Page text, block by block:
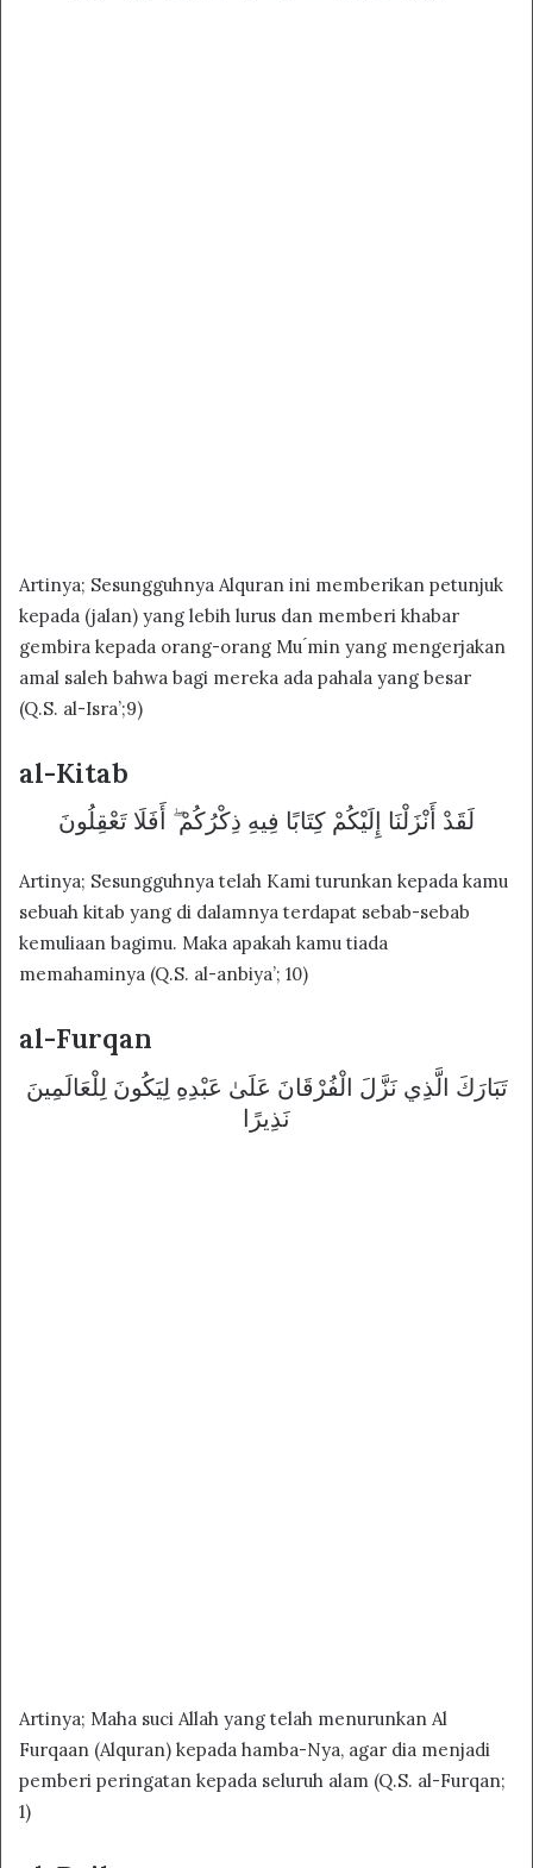
Artinya; Sesungguhnya Alquran ini memberikan petunjuk
kepada (jalan) yang lebih lurus dan memberi khabar
gembira kepada orang-orang Mu ́min yang mengerjakan
amal saleh bahwa bagi mereka ada pahala yang besar
(Q.S. al-Isra’;9)
al-Kitab
لَقَدْ أَنْزَلْنَا إِلَيْكُمْ كِتَابًا فِيهِ ذِكْرُكُمْ ۖ أَفَلَا تَعْقِلُونَ
Artinya; Sesungguhnya telah Kami turunkan kepada kamu
sebuah kitab yang di dalamnya terdapat sebab-sebab
kemuliaan bagimu. Maka apakah kamu tiada
memahaminya (Q.S. al-anbiya’; 10)
al-Furqan
تَبَارَكَ الَّذِي نَزَّلَ الْفُرْقَانَ عَلَىٰ عَبْدِهِ لِيَكُونَ لِلْعَالَمِينَ
نَذِيرًا
Artinya; Maha suci Allah yang telah menurunkan Al
Furqaan (Alquran) kepada hamba-Nya, agar dia menjadi
pemberi peringatan kepada seluruh alam (Q.S. al-Furqan;
1)